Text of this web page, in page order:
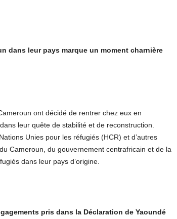
dans leur pays marque un moment charnière
ont décidé de rentrer chez eux en
leur quête de stabilité et de reconstruction.
Unies pour les réfugiés (HCR) et d’autres
Cameroun, du gouvernement centrafricain et de la
dans leur pays d’origine.
pris dans la Déclaration de Yaoundé